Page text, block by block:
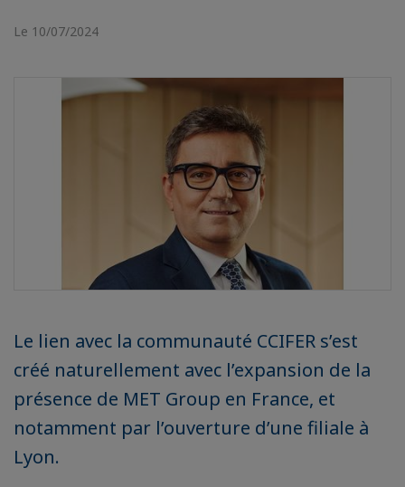
Le 10/07/2024
Le lien avec la communauté CCIFER s’est
créé naturellement avec l’expansion de la
présence de MET Group en France, et
notamment par l’ouverture d’une filiale à
Lyon.